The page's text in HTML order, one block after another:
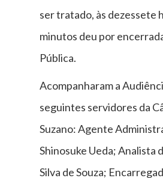
ser tratado, às dezessete
minutos deu por
Pública.
Acompanharam a
seguintes servidores da
Suzano: Agente
Shinosuke Ueda; Analista
Silva de Souza;